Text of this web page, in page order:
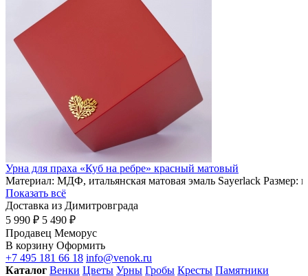
Урна для праха «Куб на ребре» красный матовый
Материал: МДФ, итальянская матовая эмаль Sayerlack
Показать всё
Доставка из Димитровграда
5 990 ₽ 5 490 ₽
Продавец Меморус
В корзину Оформить
+7 495 181 66 18 info@venok.ru
Каталог Венки Цветы Урны Гробы Кресты Памятники